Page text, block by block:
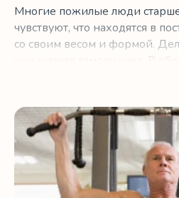
Многие пожилые люди
чувствуют, что находятся в
со своим весом и формой.
Фитнес для мужчин после 60